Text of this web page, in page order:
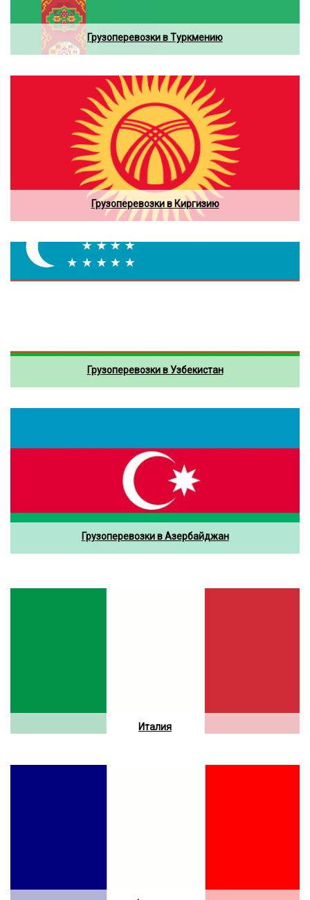
Грузоперевозки в Туркмению
Грузоперевозки в Киргизию
Грузоперевозки в Узбекистан
Грузоперевозки в Азербайджан
Италия